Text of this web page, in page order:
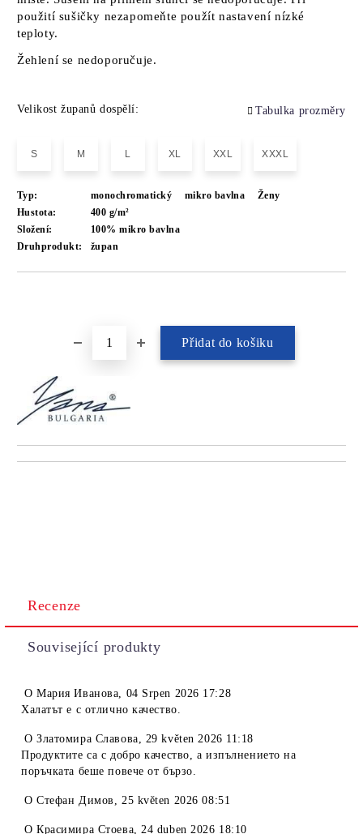
použití sušičky nezapomeňte použít nastavení nízké
teploty.
Žehlení se nedoporučuje.
Velikost županů dospělí: Tabulka prozměry
S M L XL XXL XXXL
Typ: monochromatický mikro bavlna
Ženy
Hustota:
400 g/m²
Složení:
100% mikro bavlna
Druhprodukt:
župan
Recenze
Související produkty
OМария Иванова, 04 Srpen 2026 17:28
Халатът е с отлично качество.
OЗлатомира Славова, 29 květen 2026 11:18
Продуктите са с добро качество, а изпълнението на
поръчката беше повече от бързо.
OСтефан Димов , 25 květen 2026 08:51
OКрасимира Стоева,24 duben 2026 18:10